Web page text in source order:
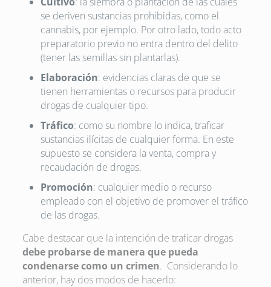
se deriven sustancias prohibidas, como el
cannabis, por ejemplo. Por otro lado, todo acto
preparatorio previo no entra dentro del delito
(tener las semillas sin plantarlas).
Elaboración: evidencias claras de que se
tienen herramientas o recursos para producir
drogas de cualquier tipo.
Tráfico: como su nombre lo indica, traficar
sustancias ilícitas de cualquier forma. En este
supuesto se considera la venta, compra y
recaudación de drogas.
Promoción: cualquier medio o recurso
empleado con el objetivo de promover el tráfico
de las drogas.
Cabe destacar que la intención de traficar drogas
debe probarse de manera que pueda
condenarse como un crimen. Considerando lo
anterior, hay dos modos de hacerlo: